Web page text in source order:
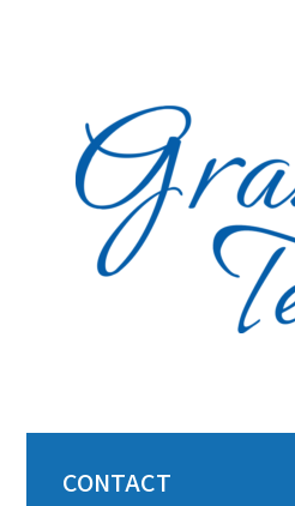
CONTACT